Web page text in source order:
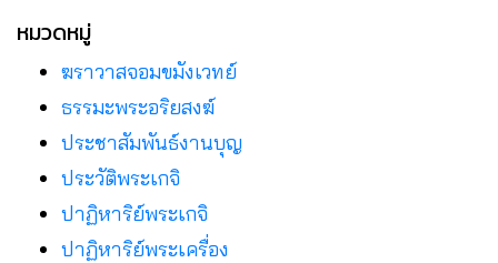
หมวดหมู่
ฆราวาสจอมขมังเวทย์
ธรรมะพระอริยสงฆ์
ประชาสัมพันธ์งานบุญ
ประวัติพระเกจิ
ปาฏิหาริย์พระเกจิ
ปาฏิหาริย์พระเครื่อง